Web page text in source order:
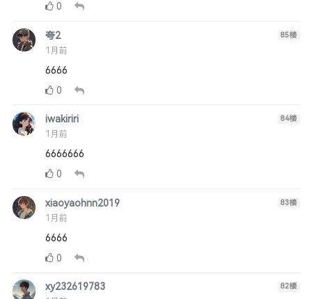
0
夸2
1月前
85楼
6666
0
iwakiriri
1月前
84楼
6666666
0
xiaoyaohnn2019
1月前
83楼
6666
0
xy232619783 82楼